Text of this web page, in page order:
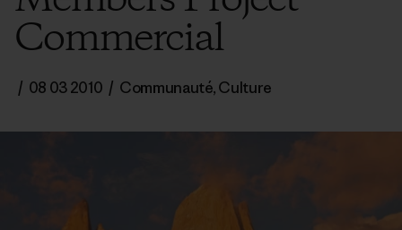
Commercial
/ 08 03 2010 / Communauté,Culture